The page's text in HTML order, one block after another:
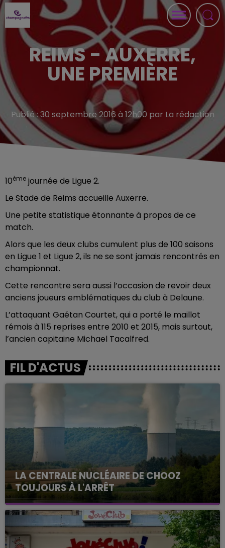
REIMS - AUXERRE,
UNE PREMIÈRE
Publié : 30 septembre 2016 à 12h00 par La rédaction
10ème journée de Ligue 2.
Le Stade de Reims accueille Auxerre.
Une petite statistique étonnante à propos de ce
match.
Alors que les deux clubs cumulent plus de 100 saisons
en Ligue 1 et Ligue 2, ils ne se sont jamais rencontrés en
championnat.
Cette rencontre sera aussi l’occasion de revoir deux
anciens joueurs emblématiques du club à Delaune.
L’attaquant Gaétan Courtet, qui a porté le maillot
rémois à 115 reprises entre 2010 et 2015, mais surtout,
l’ancien capitaine Michael Tacalfred.
FIL D'ACTUS
LA CENTRALE NUCLÉAIRE DE CHOOZ
TOUJOURS À L'ARRÊT
Cela fait déjà une semaine que la centrale
nucléaire ardennaise est à l'arrêt. Une situation
justifiée par la sécheresse intense qui est toujours
présente.